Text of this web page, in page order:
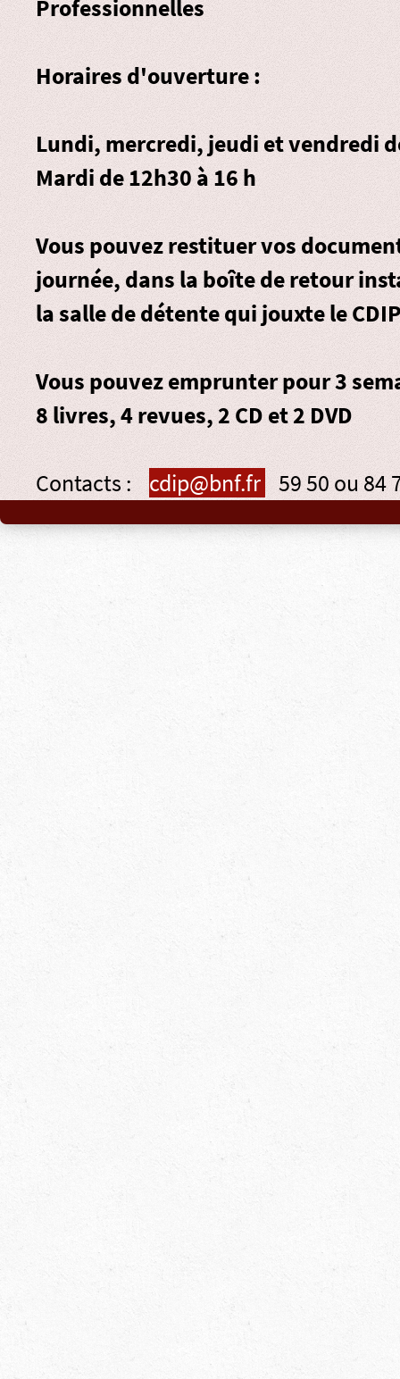
Professionnelles
Horaires d'ouverture :
Lundi, mercredi, jeudi et vendredi
Mardi de 12h30 à 16 h
Vous pouvez restituer vos
journée, dans la boîte de retour
la salle de détente qui jouxte le
Vous pouvez emprunter pour 3
8 livres, 4 revues, 2 CD et 2 DVD
Contacts : cdip@bnf.fr 59 50 ou 84